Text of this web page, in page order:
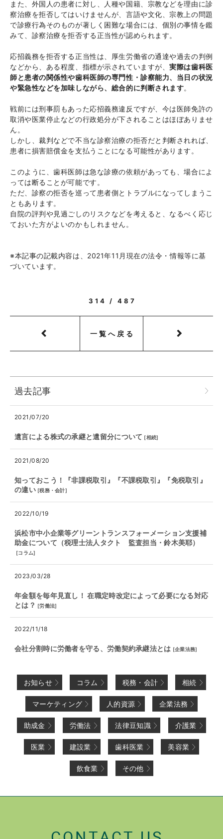
また、外国人の患者に対し、人種や国籍、宗教などを理由に診
察治療を拒否してはいけませんが、言語や文化、宗教上の問題
で診療行為そのものが著しく困難な場合には、個別の事情を鑑
みて、診察治療を拒否する正当性が認められます。
応招義務を拒否する正当性は、厚生労働省の通達や過去の判例
などから、ある程度、指標が示されていますが、実際は歯科医
師と患者の関係性や歯科医師の専門性・診察能力、当日の状況
や緊急性などを加味しながら、総合的に判断されます。
戦前には刑事罰もあった応招義務違反ですが、今は医師免許の
取消や医業停止などの行政処分が下されることはほぼありませ
ん。
しかし、裁判などで不当な診察治療の拒否だと判断されれば、
患者に損害賠償金を支払うことになる可能性があります。
このように、歯科医師は急な診療の依頼があっても、場合によ
っては断ることが可能です。
ただ、診察の拒否を巡って患者側とトラブルになってしまうこ
ともあります。
自院の評判や見過ごしのリスクなどを考えると、なるべく応じ
ておいた方がよいのかもしれません。
※本記事の記載内容は、2021年11月現在の法令・情報等に基
づいています。
314 / 487
一覧へ戻る
過去記事
2021/07/20
遺言による株式の承継と遺留分について [相続]
2021/08/20
知っておこう！『非課税取引』『不課税取引』『免税取引』
の違い [税務・会計]
2022/10/19
浜松市中小企業等グリーントランスフォーメーション支援補
助金について（税理士法人タクト 監査担当・鈴木美耶）
[コラム]
2023/03/28
年金額を毎年見直し！ 在職定時改定によって必要になる対応
とは？ [労働法]
2022/11/18
会社分割時に労働者を守る、労働契約承継法とは [企業法務]
お知らせ コラム 税務・会計 相続
マーケティング 人的資源 企業法務
助成金 労働法 法律豆知識 介護業
医業 建設業 歯科医業 美容業
飲食業 その他